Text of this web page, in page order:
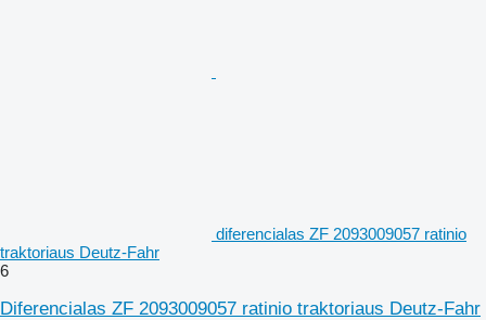
diferencialas ZF 2093009057 ratinio
traktoriaus Deutz-Fahr
6
Diferencialas ZF 2093009057 ratinio traktoriaus Deutz-Fahr